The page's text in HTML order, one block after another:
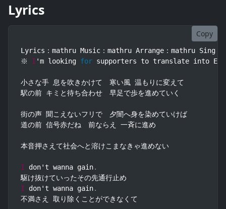
images and video materials.
We also accept orders for
Lyrics
Copy
Lyrics：mathru Music：mathru Arrange：mathru Sing：
※ I 'm looking for supporters to translate into
小さな手 息を吹きかけて　寒い風 温もりに変えて
駅の前 キミと待ち合わせ　早足で歩を進めていく
街の声 聞こえないフリで　夕闇へ身を染めていけば
道の前 信号赤だね　前ならえ 一斉に進め
本音押さえて社会へと溶けこまなきゃ進めない
I don't wanna gain.
I don't wanna gain.
不満さえ 取り除くことができなくて